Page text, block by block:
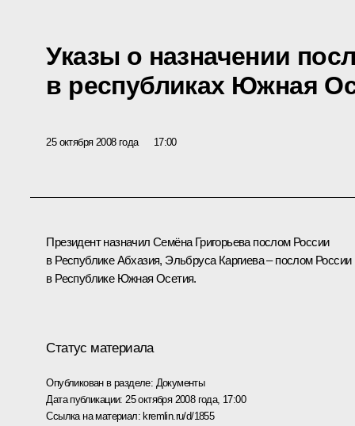
Указы о назначении
в республиках Южная
25 октября 2008 года 17:00
Президент назначил Семёна Григорьева послом России
в Республике Абхазия, Эльбруса Каргиева – послом России
в Республике Южная Осетия.
Статус материала
Опубликован в разделе: Документы
Дата публикации: 25 октября 2008 года, 17:00
Ссылка на материал:kremlin.ru/d/1855